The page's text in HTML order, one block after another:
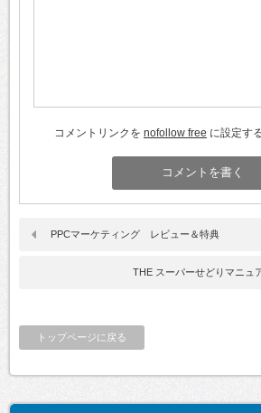
コメントリンクを nofollow free に設定す
PPCマーケティング レビュー＆特典
THE スーパーせどりマニ
トップページに戻る